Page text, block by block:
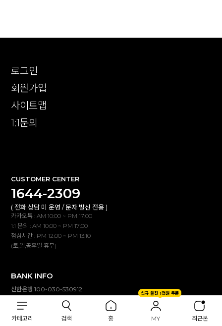
카테고리 검색 홈
신규 플친 1천원 쿠폰
MY 최근본
로그인
회원가입
사이트맵
1:1문의
CUSTOMER CENTER
1644-2309
( 전화 상담 미 운영 / 문자 발신 전용 )
카카오톡 : AM 10:00 ~ PM 17:00
1:1 문의 : AM 10:00 ~ PM 17:00
점심시간 : PM 12:00 ~ PM 13:10
(토,일,공휴일 휴무)
BANK INFO
신한은행 100-030-530912
입금자명 불일치 시 자동 연동되지않습니다.
고객센터(카톡,1:1문의)로 확인해 주세요.